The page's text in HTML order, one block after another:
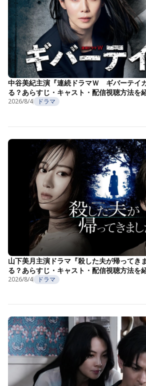
中谷美紀主演『連続ドラマＷ ギバーテイ
る？あらすじ・キャスト・配信視聴方法を
2026/8/4 ドラマ
山下美月主演ドラマ『殺した夫が帰ってき
る？あらすじ・キャスト・配信視聴方法を
2026/8/4 ドラマ